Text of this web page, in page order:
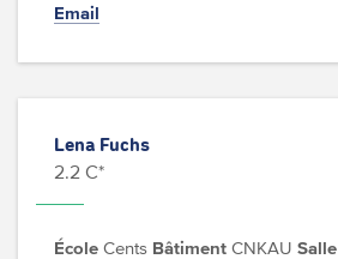
Email
Lena Fuchs
2.2 C*
École Cents Bâtiment CNKAU Salle